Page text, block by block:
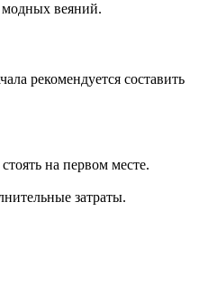
веяний.
рекомендуется составить
на первом месте.
затраты.